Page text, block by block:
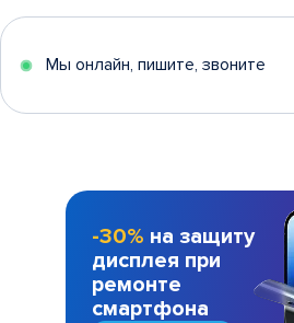
Мы онлайн, пишите, звоните
-30% на защиту
дисплея при
ремонте
смартфона